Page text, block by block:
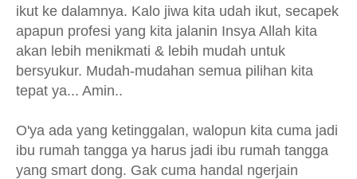
ikut ke dalamnya. Kalo jiwa kita udah ikut, secapek
apapun profesi yang kita jalanin Insya Allah kita
akan lebih menikmati & lebih mudah untuk
bersyukur. Mudah-mudahan semua pilihan kita
tepat ya... Amin..
O'ya ada yang ketinggalan, walopun kita cuma jadi
ibu rumah tangga ya harus jadi ibu rumah tangga
yang smart dong. Gak cuma handal ngerjain